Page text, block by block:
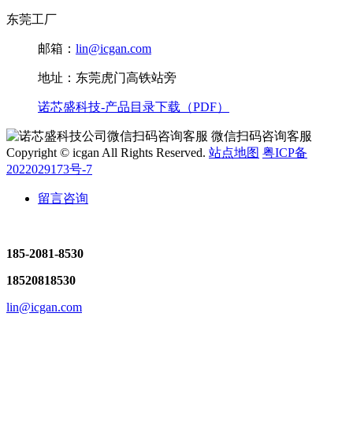
东莞工厂
邮箱： lin@icgan.com
地址：东莞虎门高铁站旁
诺芯盛科技-产品目录下载（PDF）
微信扫码咨询客服
Copyright © icgan All Rights Reserved. 站点地图 粤ICP备
2022029173号-7
留言咨询
185-2081-8530
18520818530
lin@icgan.com